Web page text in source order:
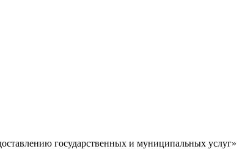
государственных и муниципальных услуг»